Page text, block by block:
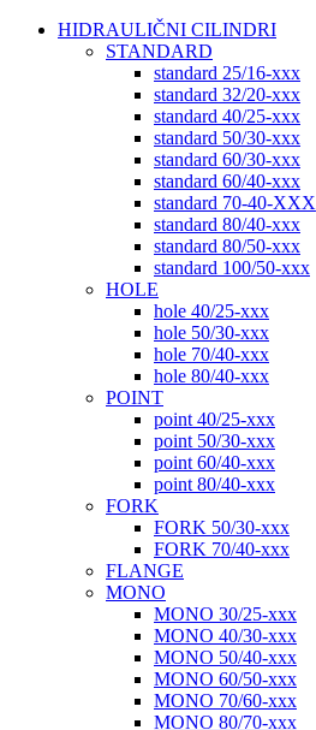
HIDRAULIČNI CILINDRI
STANDARD
standard 25/16-xxx
standard 32/20-xxx
standard 40/25-xxx
standard 50/30-xxx
standard 60/30-xxx
standard 60/40-xxx
standard 70-40-XXX
standard 80/40-xxx
standard 80/50-xxx
standard 100/50-xxx
HOLE
hole 40/25-xxx
hole 50/30-xxx
hole 70/40-xxx
hole 80/40-xxx
POINT
point 40/25-xxx
point 50/30-xxx
point 60/40-xxx
point 80/40-xxx
FORK
FORK 50/30-xxx
FORK 70/40-xxx
FLANGE
MONO
MONO 30/25-xxx
MONO 40/30-xxx
MONO 50/40-xxx
MONO 60/50-xxx
MONO 70/60-xxx
MONO 80/70-xxx